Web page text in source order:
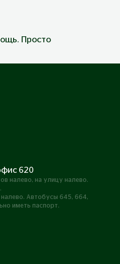
Просто
620
налево, на улицу налево.
Автобусы 645, 664,
иметь паспорт.